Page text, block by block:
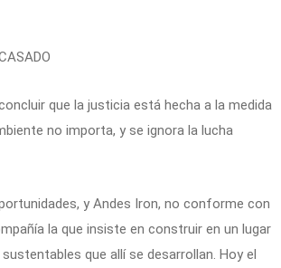
que la justicia está hecha a la medida
no importa, y se ignora la lucha
y Andes Iron, no conforme con
la que insiste en construir en un lugar
que allí se desarrollan. Hoy el